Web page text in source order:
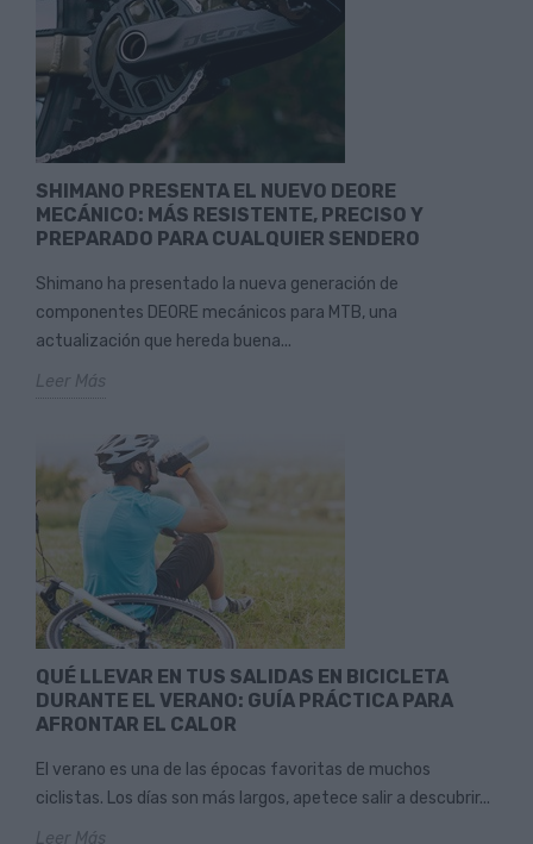
SHIMANO PRESENTA EL NUEVO DEORE
MECÁNICO: MÁS RESISTENTE, PRECISO Y
PREPARADO PARA CUALQUIER SENDERO
Shimano ha presentado la nueva generación de
componentes DEORE mecánicos para MTB, una
actualización que hereda buena...
Leer Más
QUÉ LLEVAR EN TUS SALIDAS EN BICICLETA
DURANTE EL VERANO: GUÍA PRÁCTICA PARA
AFRONTAR EL CALOR
El verano es una de las épocas favoritas de muchos
ciclistas. Los días son más largos, apetece salir a descubrir...
Leer Más